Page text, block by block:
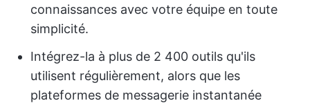
connaissances avec votre équipe en toute
simplicité.
Intégrez-la à plus de 2 400 outils qu'ils
utilisent régulièrement, alors que les
plateformes de messagerie instantanée